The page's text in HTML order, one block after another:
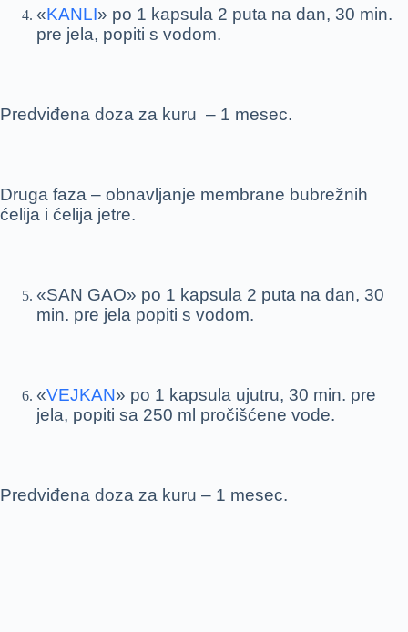
«KANLI» po 1 kapsula 2 puta na dan, 30 min.
pre jela, popiti s vodom.
Predviđena doza za kuru – 1 mesec.
Druga faza – obnavljanje membrane bubrežnih
ćelija i ćelija jetre.
«SAN GAO» po 1 kapsula 2 puta na dan, 30
min. pre jela popiti s vodom.
«VEJKAN» po 1 kapsula ujutru, 30 min. pre
jela, popiti sa 250 ml pročišćene vode.
Predviđena doza za kuru – 1 mesec.